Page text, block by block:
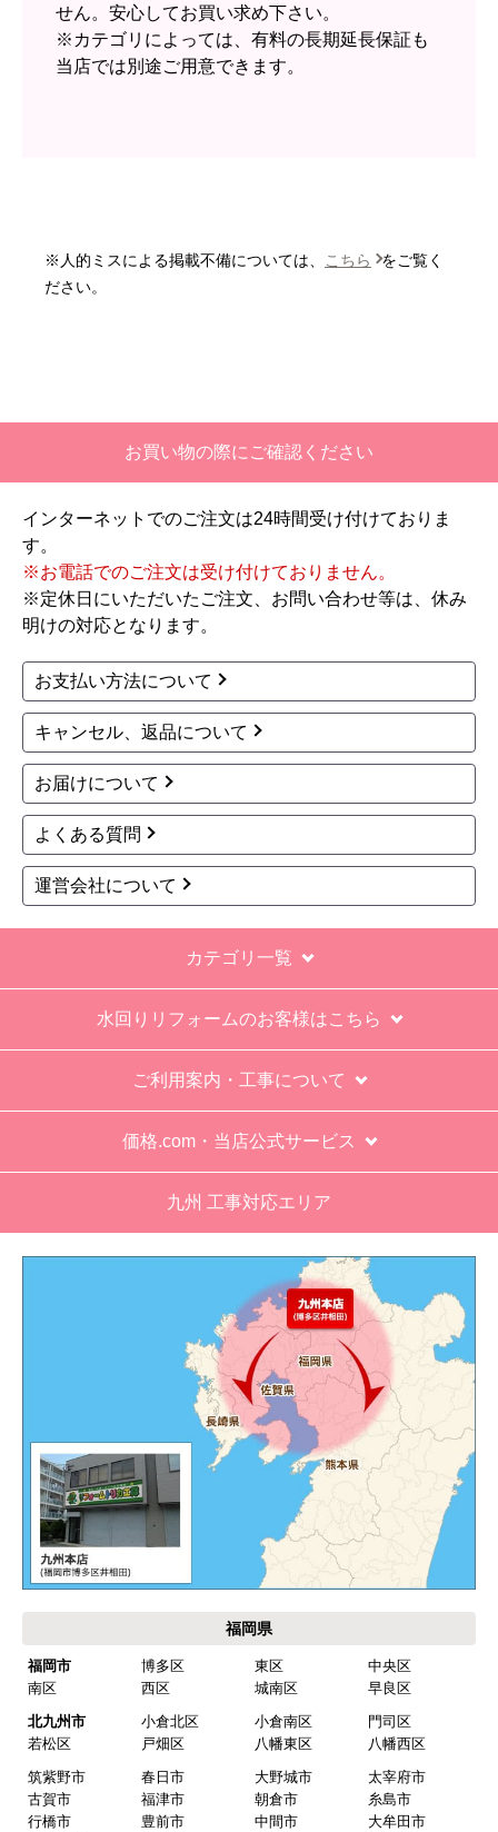
無回答
予定の期日までに商品が届きましたか？
【注文からどのくらいで届きましたか？】
二週間ほどです。
【その他感想・コメント】
１．５点は、少々工事が雑。
過去の業者で一番最低。良かった点は、ただ一
つ、愛想が良かったこと。
なにかも分からない。少々不安である。
工事後は、初期設定や取り扱いの説明もなく、慌
てて引き上げる感じ。
保障期間の説明もHPとは違った。８年保証にして
いるがメーカー保証が３年追加になり１１年と説
明があった。HPにはメーカー保証期間も８年に含
むとなっていたが、どちらが正しいか分からな
が悪かったが室外機の荷揚げを手伝った。もし、
客先が高齢の女性だったらどうしたのか疑問。
エアコン専門の担当べつにもう一人来て欲しかっ
た。
メールだとは知らず、確認できなかった。
エアコンが２００V対応型だが、同じ２００Vでも
業務用なのでコンセントの形状が違い、途中で工
事業者が買いに行く始末。注文時に形状の確認も
別の部屋もお願いしたいと考えていたが、少々不
akagenoane
欲しい商品をスムーズに注文できましたか？
予定の期日までに商品が届きましたか？
商品の梱包は必要十分なものでしたか？
せん。安心してお買い求め下さい。
※カテゴリによっては、有料の長期延長保証も
当店では別途ご用意できます。
※人的ミスによる掲載不備については、 こちら
をご覧く
ださい。
お買い物の際にご確認ください
インターネットでのご注文は24時間受け付けておりま
す。
※お電話でのご注文は受け付けておりません。
※定休日にいただいたご注文、お問い合わせ等は、休み
明けの対応となります。
お支払い方法について
キャンセル、返品について
お届けについて
よくある質問
運営会社について
カテゴリ一覧
水回りリフォームのお客様はこちら
ご利用案内・工事について
価格.com・当店公式サービス
九州 工事対応エリア
福岡県
福岡市 博多区 東区
中央区
南区
西区 城南区
早良区
北九州市
小倉北区 小倉南区
門司区
若松区
戸畑区 八幡東区
八幡西区
筑紫野市
春日市 大野城市
太宰府市
古賀市
福津市 朝倉市
糸島市
行橋市
豊前市 中間市
大牟田市